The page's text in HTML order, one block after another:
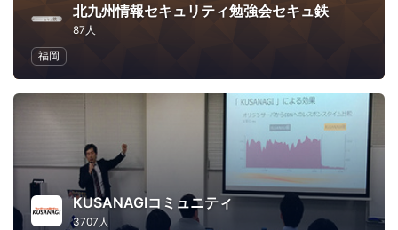
北九州情報セキュリティ勉強会セキュ鉄
87人
福岡
KUSANAGIコミュニティ
3707人